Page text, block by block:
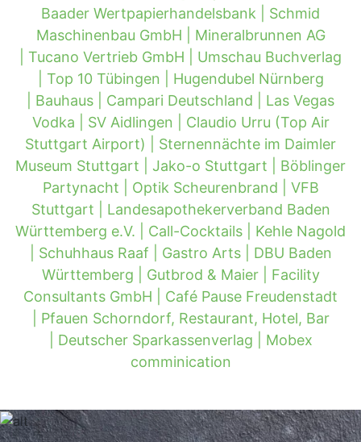
Baader Wertpapierhandelsbank | Schmid
Maschinenbau GmbH | Mineralbrunnen AG
Tucano Vertrieb GmbH | Umschau Buchverlag
Top 10 Tübingen | Hugendubel Nürnberg
Bauhaus | Campari Deutschland | Las Vegas
Vodka | SV Aidlingen | Claudio Urru (Top Air
Stuttgart Airport) | Sternennächte im Daimler
Museum Stuttgart | Jako-o Stuttgart | Böblinger
Partynacht | Optik Scheurenbrand | VFB
Stuttgart | Landesapothekerverband Baden
Württemberg e.V. | Call-Cocktails | Kehle Nagold
Schuhhaus Raaf | Gastro Arts | DBU Baden
Württemberg | Gutbrod & Maier | Facility
Consultants GmbH | Café Pause Freudenstadt
Pfauen Schorndorf, Restaurant, Hotel, Bar
Deutscher Sparkassenverlag | Mobex
comminication